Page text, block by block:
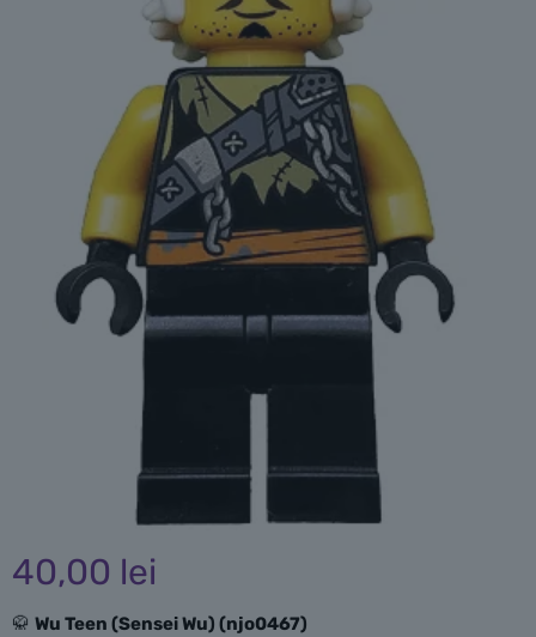
40,00 lei
🥋 Wu Teen (Sensei Wu) (njo0467)